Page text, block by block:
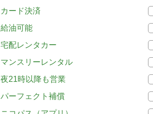
カード決済
給油可能
宅配レンタカー
マンスリーレンタル
夜21時以降も営業
パーフェクト補償